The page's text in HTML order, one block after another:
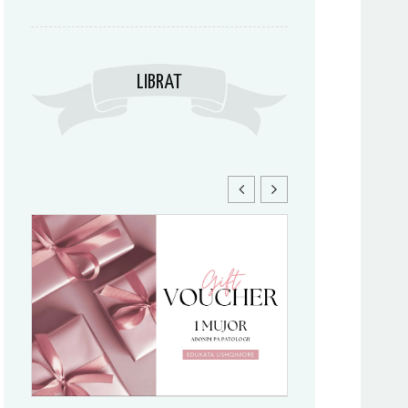
LIBRAT